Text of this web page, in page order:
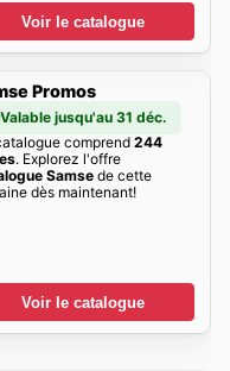
Voir le catalogue
Promos
Valable jusqu'au 31 déc.
comprend 244
. Explorez l'offre
Samsede cette
dès maintenant!
Voir le catalogue